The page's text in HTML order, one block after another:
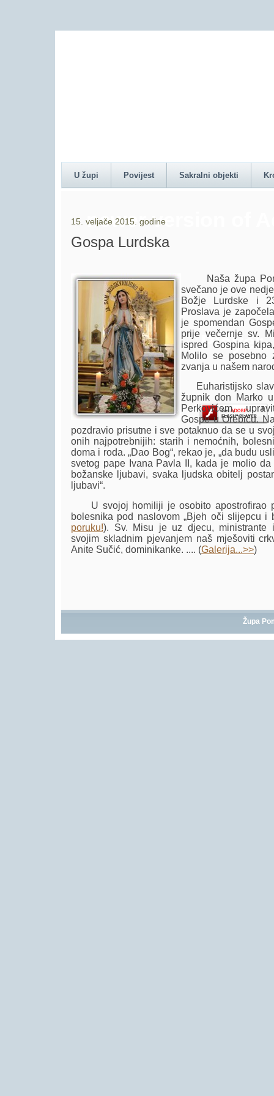
newer version of
Player.
U župi Povijest Sakralni objekti
15. veljače 2015. godine
Gospa Lurdska
Naša župa
svečano je ove
Božje Lurdske i
Proslava je
je spomendan
prije večernje sv.
ispred Gospina
Molilo se posebno
zvanja u našem
Euharistijsko
župnik don Marko
Perkovićem,
Gospe u Orebiću.
pozdravio prisutne i sve potaknuo da se u
onih najpotrebnijih: starih i nemoćnih,
doma i roda. „Dao Bog“, rekao je, „da budu
svetog pape Ivana Pavla II, kada je molio
božanske ljubavi, svaka ljudska obitelj
ljubavi“.
U svojoj homiliji je osobito apostrofirao
bolesnika pod naslovom „Bjeh oči slijepcu i
poruku!). Sv. Misu je uz djecu, ministrante
svojim skladnim pjevanjem naš mješoviti
Anite Sučić, dominikanke. .... (Galerija...>>)
Župa